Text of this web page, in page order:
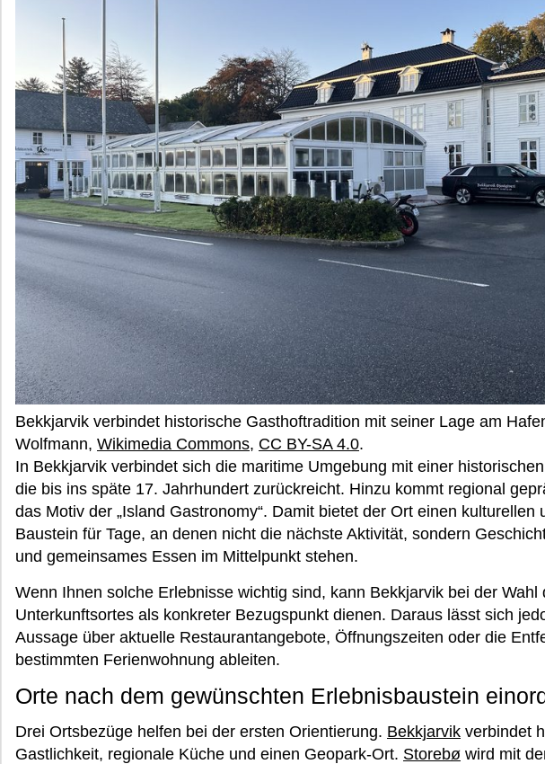
Bekkjarvik verbindet historische Gasthoftradition mit seiner Lage am
Wolfmann, Wikimedia Commons, CC BY-SA 4.0.
In Bekkjarvik verbindet sich die maritime Umgebung mit einer
die bis ins späte 17. Jahrhundert zurückreicht. Hinzu kommt regional
das Motiv der „Island Gastronomy“. Damit bietet der Ort einen kulturellen
Baustein für Tage, an denen nicht die nächste Aktivität, sondern
und gemeinsames Essen im Mittelpunkt stehen.
Wenn Ihnen solche Erlebnisse wichtig sind, kann Bekkjarvik bei der Wahl
Unterkunftsortes als konkreter Bezugspunkt dienen. Daraus lässt sich
Aussage über aktuelle Restaurantangebote, Öffnungszeiten oder die
bestimmten Ferienwohnung ableiten.
Orte nach dem gewünschten Erlebnisbaustein
Drei Ortsbezüge helfen bei der ersten Orientierung. Bekkjarvik verbindet
Gastlichkeit, regionale Küche und einen Geopark-Ort. Storebø wird mit